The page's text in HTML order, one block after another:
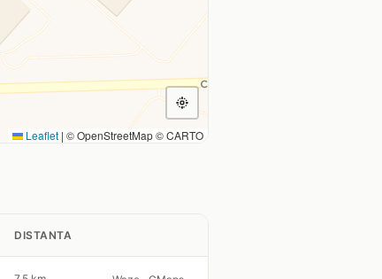
Leaflet | © OpenStreetMap © CARTO
DISTANTA